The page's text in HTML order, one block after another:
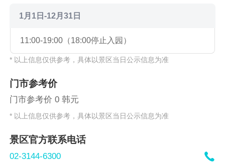
1月1日-12月31日
11:00-19:00（18:00停止入园）
* 以上信息仅供参考，具体以景区当日公示信息为准
门市参考价
门市参考价 0 韩元
* 以上信息仅供参考，具体以景区当日公示信息为准
景区官方联系电话
02-3144-6300 